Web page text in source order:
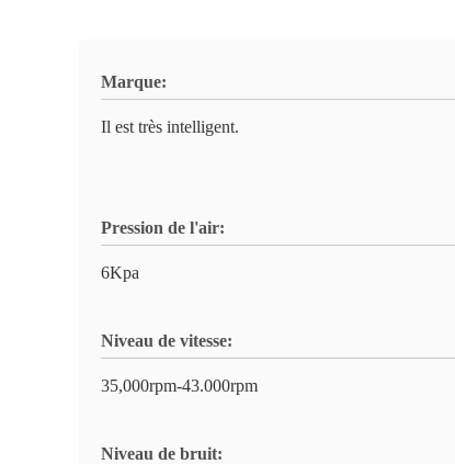
Marque:
Il est très intelligent.
Pression de l'air:
6Kpa
Niveau de vitesse:
35,000rpm-43.000rpm
Niveau de bruit: